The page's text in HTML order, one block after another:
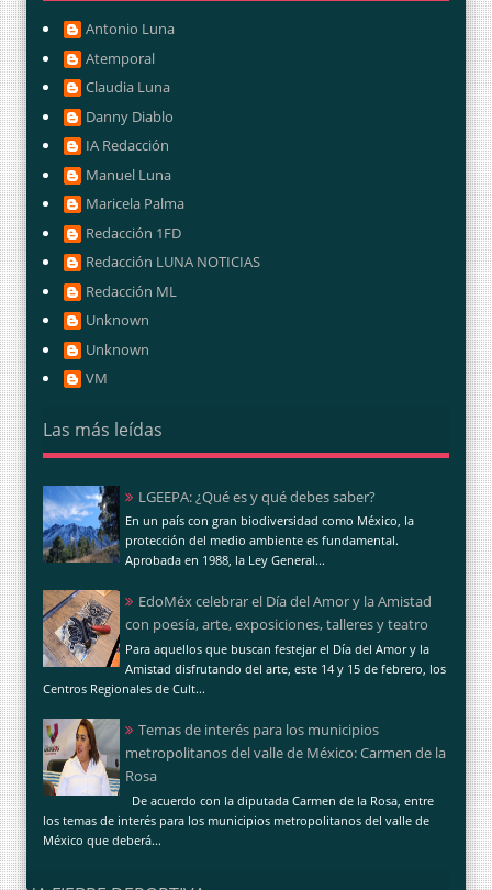
Antonio Luna
Atemporal
Claudia Luna
Danny Diablo
IA Redacción
Manuel Luna
Maricela Palma
Redacción 1FD
Redacción LUNA NOTICIAS
Redacción ML
Unknown
Unknown
VM
Las más leídas
LGEEPA: ¿Qué es y qué debes saber?
En un país con gran biodiversidad como México, la
protección del medio ambiente es fundamental.
Aprobada en 1988, la Ley General...
EdoMéx celebrar el Día del Amor y la Amistad
con poesía, arte, exposiciones, talleres y teatro
Para aquellos que buscan festejar el Día del Amor y la
Amistad disfrutando del arte, este 14 y 15 de febrero, los
Centros Regionales de Cult...
Temas de interés para los municipios
metropolitanos del valle de México: Carmen de la
Rosa
De acuerdo con la diputada Carmen de la Rosa, entre
los temas de interés para los municipios metropolitanos del valle de
México que deberá...